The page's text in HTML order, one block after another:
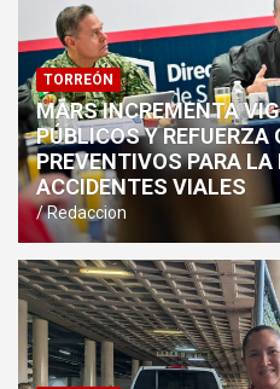
TORREÓN
MARS INCREMENTA
PÚBLICOS Y REFUERZA
PREVENTIVOS PARA LA
ACCIDENTES VIALES
Redaccion